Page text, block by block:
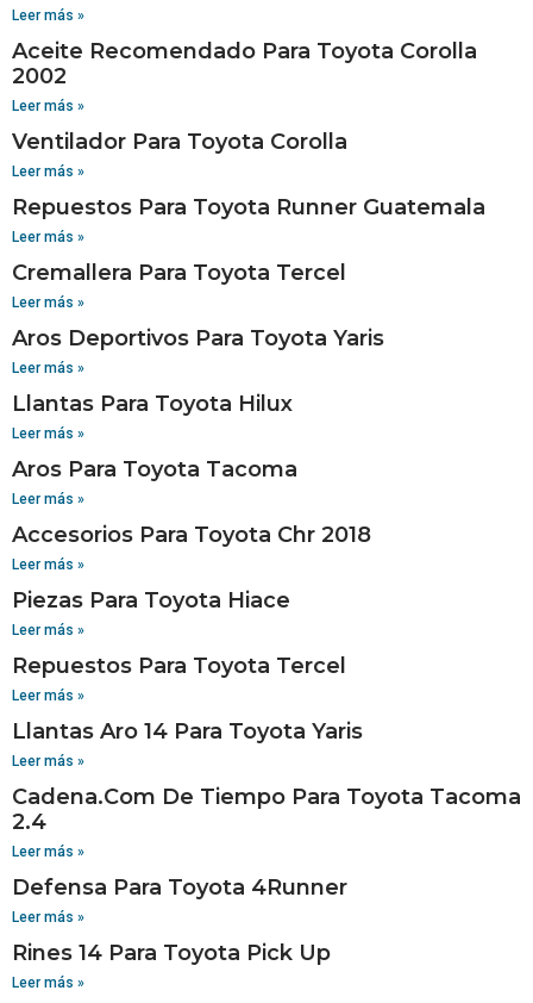
Leer más »
Aceite Recomendado Para Toyota Corolla
2002
Leer más »
Ventilador Para Toyota Corolla
Leer más »
Repuestos Para Toyota Runner Guatemala
Leer más »
Cremallera Para Toyota Tercel
Leer más »
Aros Deportivos Para Toyota Yaris
Leer más »
Llantas Para Toyota Hilux
Leer más »
Aros Para Toyota Tacoma
Leer más »
Accesorios Para Toyota Chr 2018
Leer más »
Piezas Para Toyota Hiace
Leer más »
Repuestos Para Toyota Tercel
Leer más »
Llantas Aro 14 Para Toyota Yaris
Leer más »
Cadena.Com De Tiempo Para Toyota Tacoma
2.4
Leer más »
Defensa Para Toyota 4Runner
Leer más »
Rines 14 Para Toyota Pick Up
Leer más »